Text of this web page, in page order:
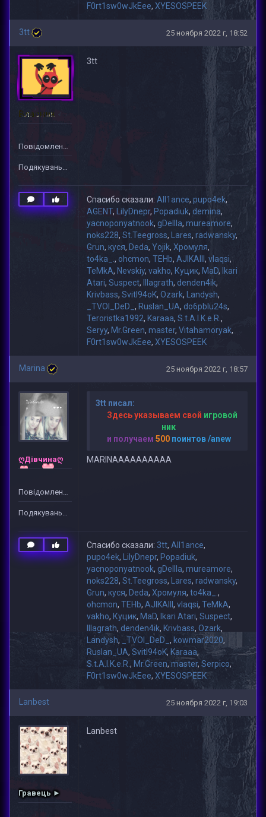
F0rt1sw0wJkEee, XYESOSPEEK
3tt 25 ноября 2022 г, 18:52
Власник
Повідомлень: 166
Подякувань: 2279
3tt
Спасибо сказали: All1ance, pupo4ek,
AGENT, LilyDnepr, Popadiuk, demina,
yacnoponyatnook, gDeIIIa, mureamore,
noks228, St.Teegross, Lares, radwansky,
Grun, куся, Deda, Yojik, Хромуля,
to4ka_., ohcmon, TEHb, AJIKAIII , vlaqsi,
TeMkA, Nevskiy, vakho, Куцик, MaD, Ikari
Atari, Suspect, lllagrath, denden4ik,
Krivbass, Svitl94oK, Ozark, Landysh,
_TVOI_DeD_ , Ruslan_UA, do6pblu24s,
Teroristka1992, Karaaa, S.t.A.l.K.e.R.,
Seryy, Mr.Green, master, Vitahamoryak,
F0rt1sw0wJkEee, XYESOSPEEK
Marina 25 ноября 2022 г, 18:57
ღДівчинаღ
Повідомлень: 3
Подякувань: 74
3tt писал:
Здесь указываем свой игровой
ник
и получаем 500 поинтов /anew
MARINAAAAAAAAAA
Спасибо сказали: 3tt, All1ance,
pupo4ek, LilyDnepr, Popadiuk,
yacnoponyatnook, gDeIIIa, mureamore,
noks228, St.Teegross, Lares, radwansky,
Grun, куся, Deda, Хромуля, to4ka_.,
ohcmon, TEHb, AJIKAIII , vlaqsi, TeMkA,
vakho, Куцик, MaD, Ikari Atari, Suspect,
lllagrath, denden4ik, Krivbass, Ozark,
Landysh, _TVOI_DeD_ , kowmar2020,
Ruslan_UA, Svitl94oK, Karaaa,
S.t.A.l.K.e.R., Mr.Green, master, Serpico,
F0rt1sw0wJkEee, XYESOSPEEK
Lanbest 25 ноября 2022 г, 19:03
Гравець ►
Lanbest